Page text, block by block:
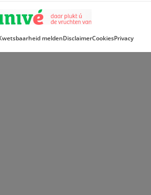
meldenDisclaimerCookiesPrivacy